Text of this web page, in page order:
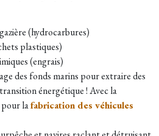
(hydrocarbures)
plastiques)
(engrais)
des fonds marins pour extraire des
énergétique ! Avec la
pour lafabrication des véhicules